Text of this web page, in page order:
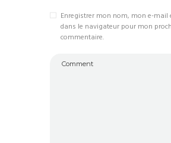
Enregistrer mon nom, mon e-mail
dans le navigateur pour mon
commentaire.